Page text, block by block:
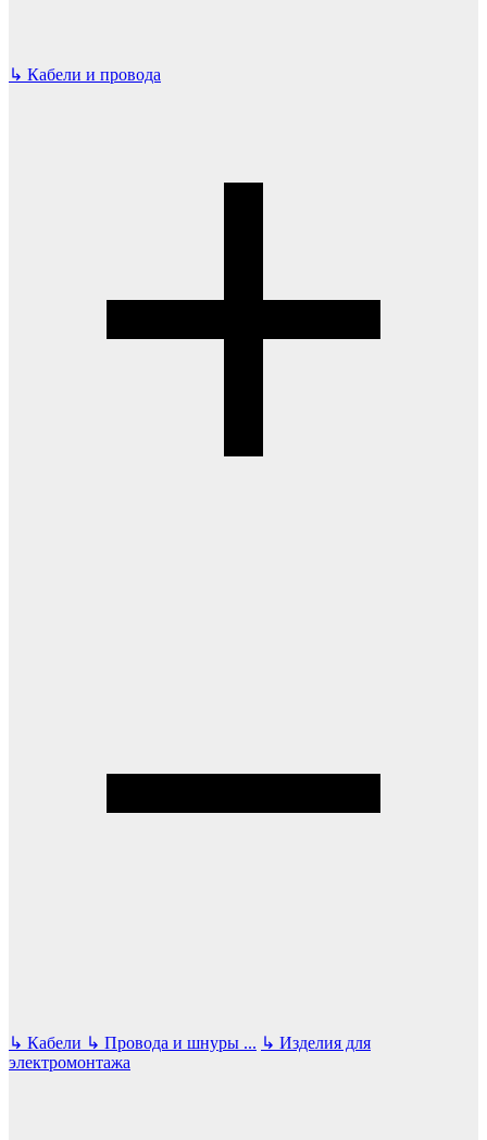
↳ Кабели и провода
↳ Кабели ↳ Провода и шнуры ... ↳ Изделия для
электромонтажа